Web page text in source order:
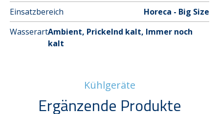
Einsatzbereich
Horeca - Big Size
WasserartAmbient, Prickelnd kalt, Immer noch
kalt
Kühlgeräte
Ergänzende Produkte